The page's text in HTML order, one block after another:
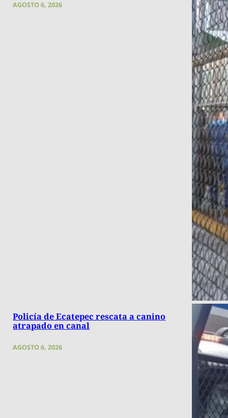
AGOSTO 6, 2026
Policía de Ecatepec rescata a canino
atrapado en canal
AGOSTO 6, 2026